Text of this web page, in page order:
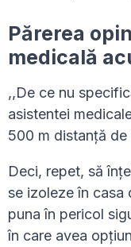
Părerea
medicală
,,De ce nu
asistentei
500 m distanță
Deci, repet, să
se izoleze în casa
puna în pericol
în care avea